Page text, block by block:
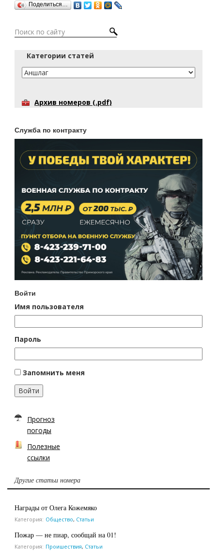
Поделиться…
Категории статей
Архив номеров (.pdf)
Служба по контракту
Войти
Имя пользователя
Пароль
Запомнить меня
Войти
Прогноз
погоды
Полезные
ссылки
Другие статьи номера
Награды от Олега Кожемяко
Категория: Общество, Статьи
Пожар — не пиар, сообщай на 01!
Категория: Проишествия, Статьи